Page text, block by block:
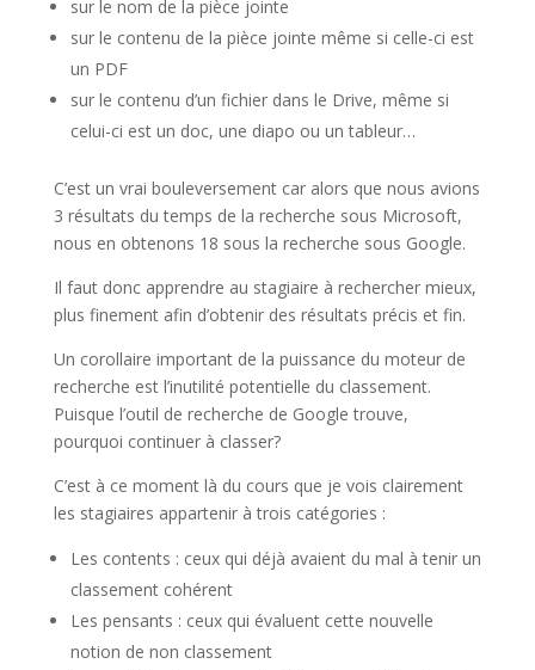
sur le nom de la pièce jointe
sur le contenu de la pièce jointe même si celle-ci est
un PDF
sur le contenu d’un fichier dans le Drive, même si
celui-ci est un doc, une diapo ou un tableur…
C’est un vrai bouleversement car alors que nous avions
3 résultats du temps de la recherche sous Microsoft,
nous en obtenons 18 sous la recherche sous Google.
Il faut donc apprendre au stagiaire à rechercher mieux,
plus finement afin d’obtenir des résultats précis et fin.
Un corollaire important de la puissance du moteur de
recherche est l’inutilité potentielle du classement.
Puisque l’outil de recherche de Google trouve,
pourquoi continuer à classer?
C’est à ce moment là du cours que je vois clairement
les stagiaires appartenir à trois catégories :
Les contents : ceux qui déjà avaient du mal à tenir un
classement cohérent
Les pensants : ceux qui évaluent cette nouvelle
notion de non classement